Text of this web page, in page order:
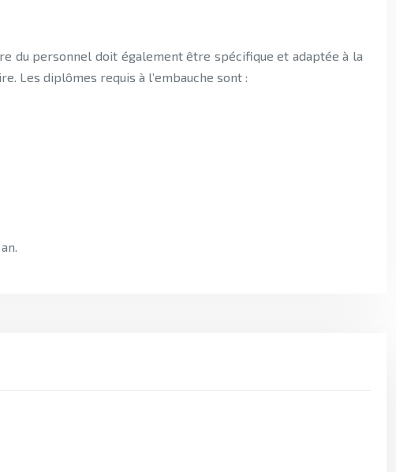
du personnel doit également être spécifique et adaptée à la
Les diplômes requis à l’embauche sont :